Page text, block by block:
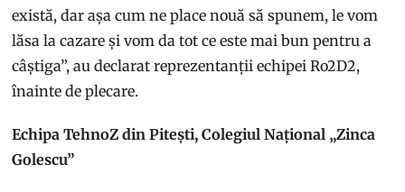
există, dar așa cum ne place nouă să spunem, le vom
lăsa la cazare și vom da tot ce este mai bun pentru a
câștiga”, au declarat reprezentanții echipei Ro2D2,
înainte de plecare.
Echipa TehnoZ din Pitești, Colegiul Național „Zinca
Golescu”